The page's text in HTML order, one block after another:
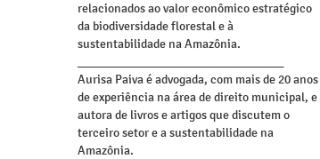
relacionados ao valor econômico estratégico
da biodiversidade florestal e à
sustentabilidade na Amazônia.
Aurisa Paiva é advogada, com mais de 20 anos
de experiência na área de direito municipal, e
autora de livros e artigos que discutem o
terceiro setor e a sustentabilidade na
Amazônia.